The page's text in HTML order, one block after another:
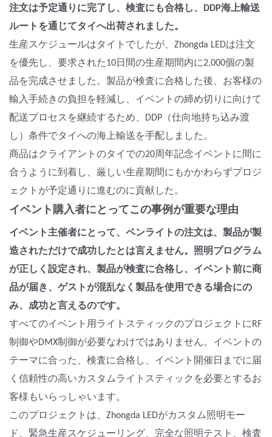
注文は予定通りに完了し、検査にも合格し、DDP海上輸送
ルートを通じてタイへ出荷されました。
生産スケジュールはタイトでしたが、Zhongda LEDは注文
を優先し、要求された10日間の生産期間内に2,000個の製
品を完成させました。製品が検査に合格した後、お客様の
輸入手続きの負担を軽減し、イベントの締め切りに向けて
配送プロセスを継続するため、DDP（仕向地持ち込み渡
し）条件でタイへの海上輸送を手配しました。
商品はクライアントのタイでの20周年記念イベントに間に
合うように到着し、厳しい生産期間にもかかわらずプロジ
ェクトが予定通りに進むのに貢献した。
イベント購入者にとってこの事例が重要な理由
イベント主催者にとって、ペンライトの注文は、製品が製
造されただけで成功したとは言えません。照明プログラム
が正しく設定され、製品が検査に合格し、イベント前に商
品が届き、ゲストが混乱なく製品を使用できる場合にの
み、成功と言えるのです。
すべてのイベント用ライトスティックのプロジェクトにRF
制御やDMX制御が必要なわけではありません。イベントの
テーマに合った、検査に合格し、イベント開催日までに届
く信頼性の高いカスタムライトスティックを必要とするお
客様もいらっしゃいます。
このプロジェクトは、Zhongda LEDがカスタム照明モー
ド、緊急生産スケジューリング、完全な照明テスト、検査